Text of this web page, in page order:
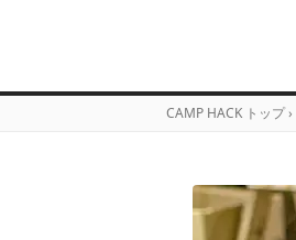
CAMP HACK トップ ›